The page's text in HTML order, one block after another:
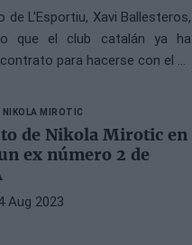
de L'Esportiu, Xavi Ballesteros,
que el club catalán ya ha
para hacerse con el ex
NIKOLA MIROTIC
de Nikola Mirotic en
ex número 2 de
Aug 2023